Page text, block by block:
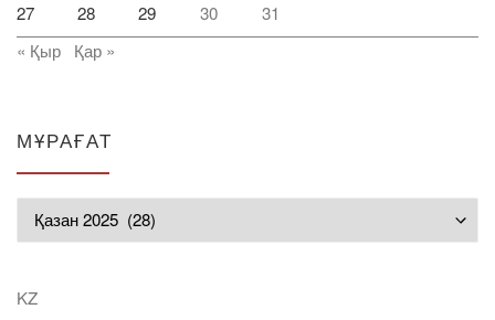
27 28 29 30
31
« Қыр
Қар »
МҰРАҒАТ
KZ